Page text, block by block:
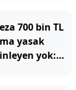
700 bin TL
yasak
yok: